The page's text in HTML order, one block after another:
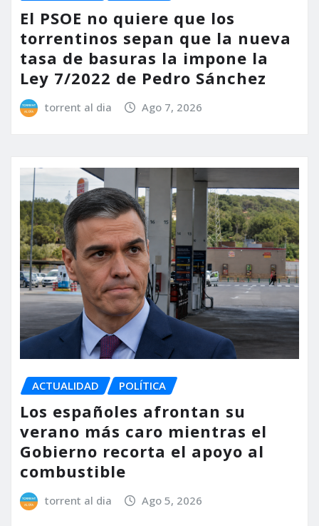
El PSOE no quiere que los
torrentinos sepan que la nueva
tasa de basuras la impone la
Ley 7/2022 de Pedro Sánchez
torrent al dia Ago 7, 2026
ACTUALIDAD POLÍTICA
Los españoles afrontan su
verano más caro mientras el
Gobierno recorta el apoyo al
combustible
torrent al dia Ago 5, 2026